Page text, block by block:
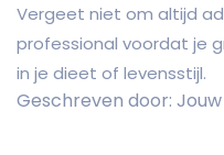
Vergeet niet om altijd
professional voordat je
in je dieet of levensstijl.
Geschreven door: